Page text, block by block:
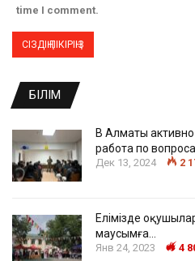
time I comment.
БІЛІМ
В Алматы
работа по
Дек 13, 2024 2
Елімізде
маусымға…
Янв 24, 2023 4